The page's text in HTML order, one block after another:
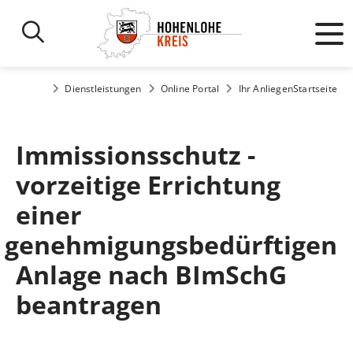
Startseite
Ihr Anliegen
Online Portal
Dienstleistungen
Immissionsschutz -
vorzeitige Errichtung
einer
genehmigungsbedürftigen
Anlage nach BImSchG
beantragen